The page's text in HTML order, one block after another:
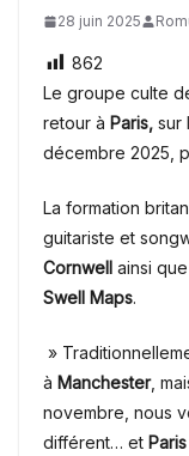
28 juin 2025
862
Le groupe culte
retour à Paris, sur
décembre 2025,
La formation
guitariste et
Cornwell ainsi
Swell Maps.
»
à Manchester,
novembre, nous
différent… et Paris